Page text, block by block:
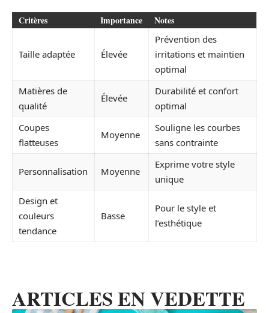
Critères Importance Notes
Taille adaptée Élevée
Prévention des
irritations et maintien
optimal
Matières de
qualité
Élevée
Durabilité et confort
optimal
Coupes
flatteuses
Moyenne
Souligne les courbes
sans contrainte
Personnalisation Moyenne
Exprime votre style
unique
Design et
couleurs
tendance
Basse
Pour le style et
l’esthétique
ARTICLES EN VEDETTE